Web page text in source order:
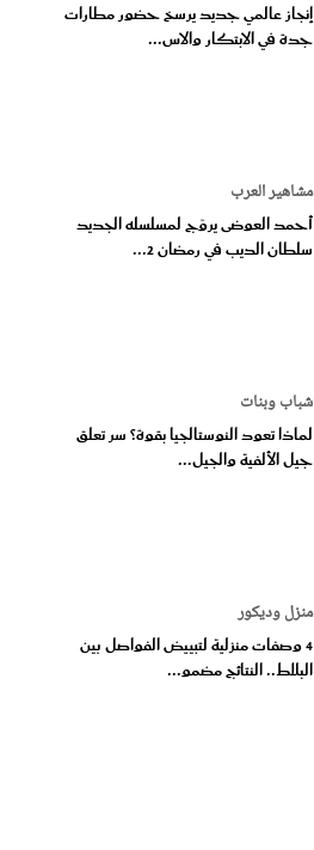
إنجاز عالمي جديد يرسخ حضور مطارات
جدة في الابتكار والاس...
مشاهير العرب
أحمد العوضى يروّج لمسلسله الجديد
سلطان الديب في رمضان 2...
شباب وبنات
لماذا تعود النوستالجيا بقوة؟ سر تعلق
جيل الألفية والجيل...
منزل وديكور
4 وصفات منزلية لتبييض الفواصل بين
البلاط.. النتائج مضمو...